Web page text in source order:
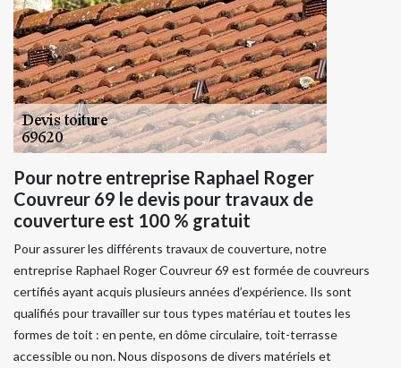
Pour notre entreprise Raphael Roger
Couvreur 69 le devis pour travaux de
couverture est 100 % gratuit
Pour assurer les différents travaux de couverture, notre
entreprise Raphael Roger Couvreur 69 est formée de couvreurs
certifiés ayant acquis plusieurs années d’expérience. Ils sont
qualifiés pour travailler sur tous types matériau et toutes les
formes de toit : en pente, en dôme circulaire, toit-terrasse
accessible ou non. Nous disposons de divers matériels et